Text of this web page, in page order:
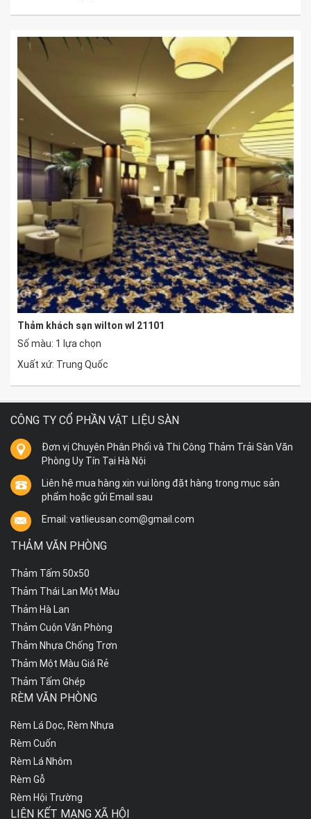
Thảm khách sạn wilton wl 21101
Số màu: 1 lựa chọn
Xuất xứ: Trung Quốc
CÔNG TY CỔ PHẦN VẬT LIỆU SÀN
Đơn vị Chuyên Phân Phối và Thi Công Thảm Trải Sàn Văn
Phòng Uy Tín Tại Hà Nội
Liên hệ mua hàng xin vui lòng đặt hàng trong mục sản
phẩm hoặc gửi Email sau
Email: vatlieusan.com@gmail.com
THẢM VĂN PHÒNG
Thảm Tấm 50x50
Thảm Thái Lan Một Màu
Thảm Hà Lan
Thảm Cuộn Văn Phòng
Thảm Nhựa Chống Trơn
Thảm Một Màu Giá Rẻ
Thảm Tấm Ghép
RÈM VĂN PHÒNG
Rèm Lá Dọc, Rèm Nhựa
Rèm Cuốn
Rèm Lá Nhôm
Rèm Gỗ
Rèm Hội Trường
LIÊN KẾT MẠNG XÃ HỘI